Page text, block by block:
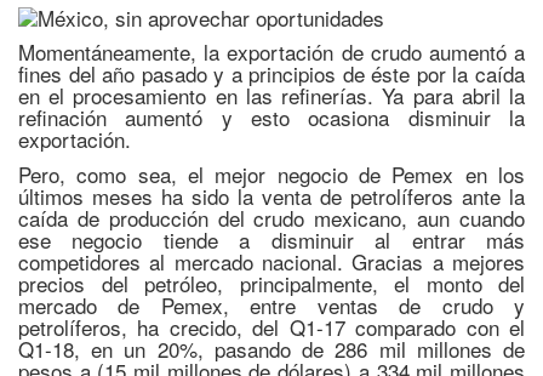
Momentáneamente, la exportación de crudo aumentó a
fines del año pasado y a principios de éste por la caída
en el procesamiento en las refinerías. Ya para abril la
refinación aumentó y esto ocasiona disminuir la
exportación.
Pero, como sea, el mejor negocio de Pemex en los
últimos meses ha sido la venta de petrolíferos ante la
caída de producción del crudo mexicano, aun cuando
ese negocio tiende a disminuir al entrar más
competidores al mercado nacional. Gracias a mejores
precios del petróleo, principalmente, el monto del
mercado de Pemex, entre ventas de crudo y
petrolíferos, ha crecido, del Q1-17 comparado con el
Q1-18, en un 20%, pasando de 286 mil millones de